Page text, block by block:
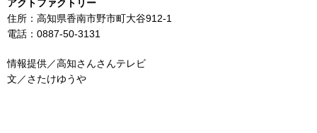
アクトファクトリー
住所：高知県香南市野市町大谷912-1
電話：0887-50-3131
情報提供／高知さんさんテレビ
文／さたけゆうや